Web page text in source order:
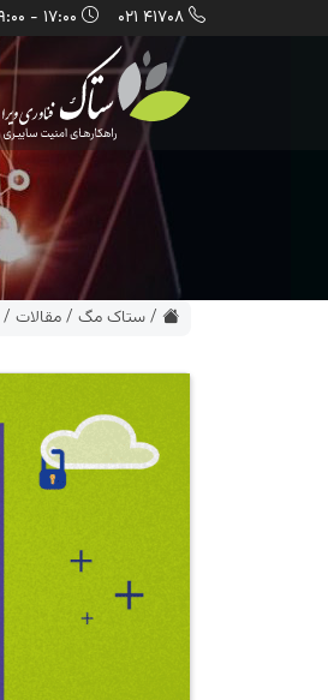
41708 021
/ستاک مگ /مقالات /